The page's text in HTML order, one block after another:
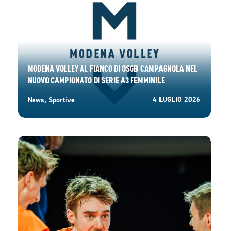
4 LUGLIO 2026
MODENA VOLLEY AL FIANCO DI OSGB CAMPAGNOLA NEL
NUOVO CAMPIONATO DI SERIE A3 FEMMINILE
News, Sportive